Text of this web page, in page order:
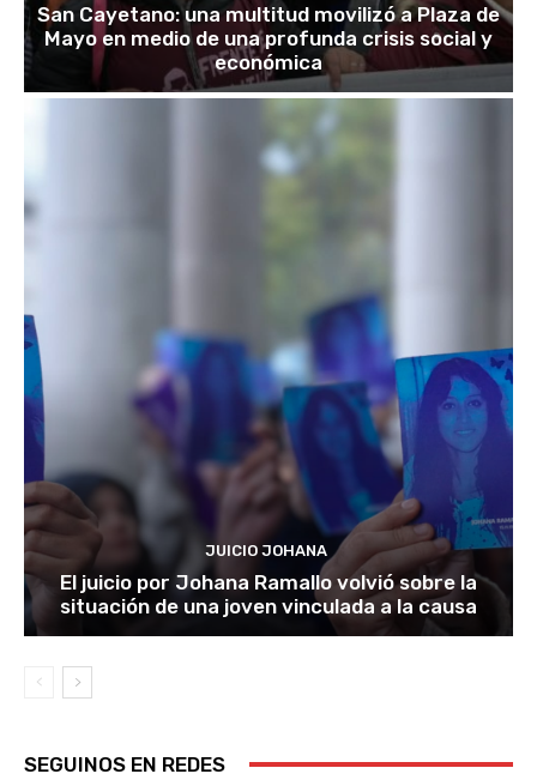
San Cayetano: una multitud movilizó a Plaza de
Mayo en medio de una profunda crisis social y
económica
JUICIO JOHANA
El juicio por Johana Ramallo volvió sobre la
situación de una joven vinculada a la causa
SEGUINOS EN REDES